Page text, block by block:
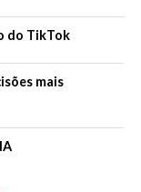
do TikTok
mais